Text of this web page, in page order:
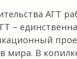
АГТ
–
мира. В